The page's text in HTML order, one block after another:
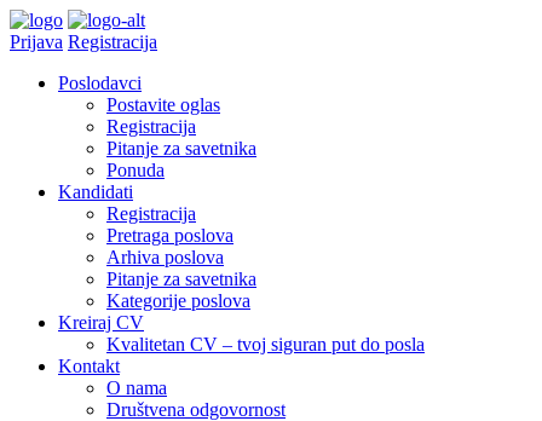
Prijava Registracija
Poslodavci
Postavite oglas
Registracija
Pitanje za savetnika
Ponuda
Kandidati
Registracija
Pretraga poslova
Arhiva poslova
Pitanje za savetnika
Kategorije poslova
Kreiraj CV
Kvalitetan CV – tvoj siguran put do posla
Kontakt
O nama
Društvena odgovornost